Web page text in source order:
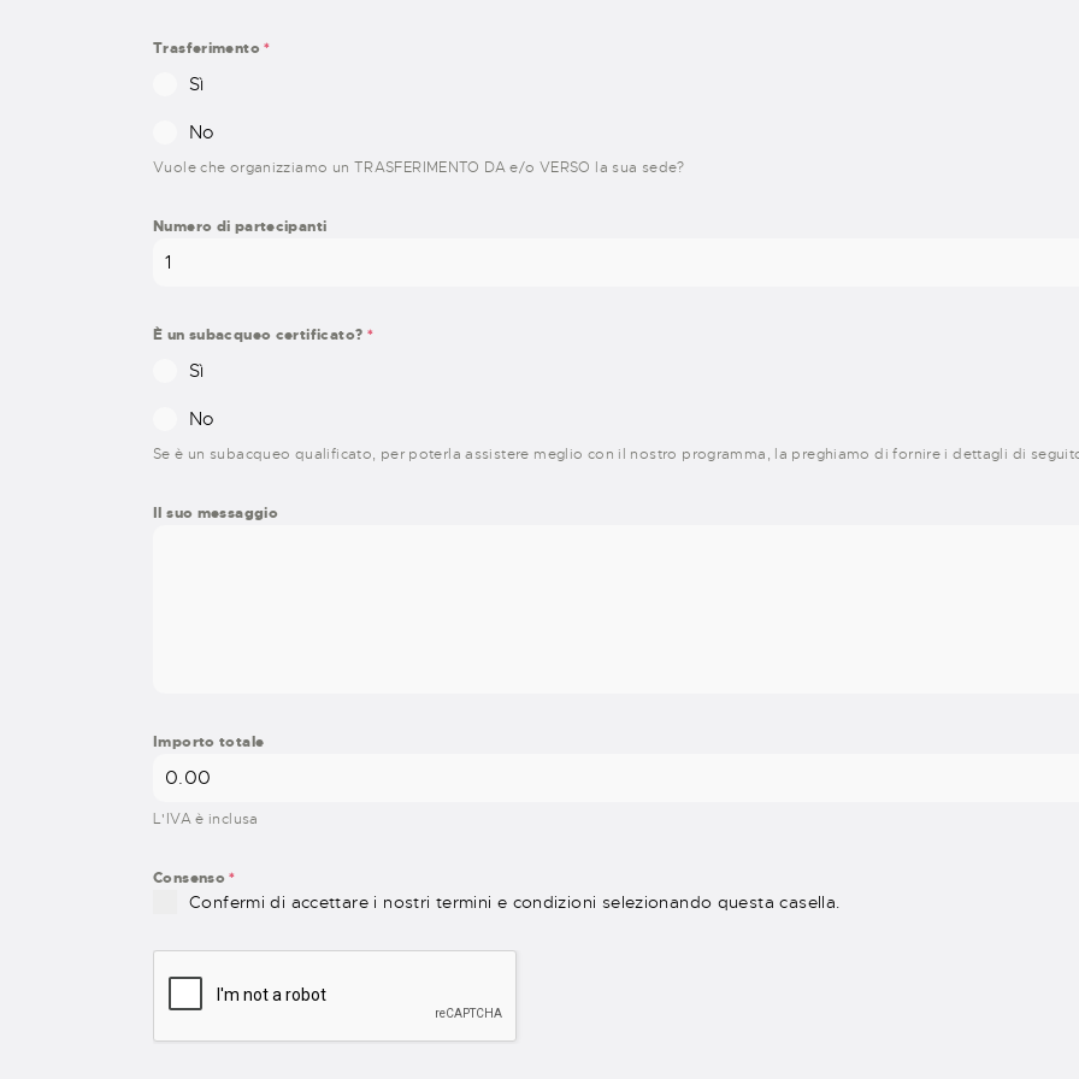
Trasferimento*
Sì
No
Vuole che organizziamo un TRASFERIMENTO DA e/o VERSO la sua sede?
Numero di partecipanti
È un subacqueo certificato? *
Sì
No
Se è un subacqueo qualificato, per poterla assistere meglio con il nostro programma, la preghiamo di fornire i dettagli di
Il suo messaggio
Importo totale
L'IVA è inclusa
Consenso*
Confermi di accettare i nostri termini e condizioni selezionando questa casella.